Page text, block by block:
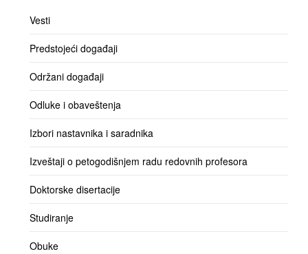
Vesti
Predstojeći događaji
Održani događaji
Odluke i obaveštenja
Izbori nastavnika i saradnika
Izveštaji o petogodišnjem radu redovnih profesora
Doktorske disertacije
Studiranje
Obuke